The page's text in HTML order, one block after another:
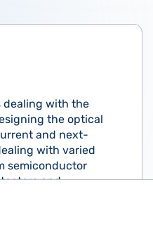
dealing with the
the optical
and next-
with varied
semiconductor
and
achieve a leading